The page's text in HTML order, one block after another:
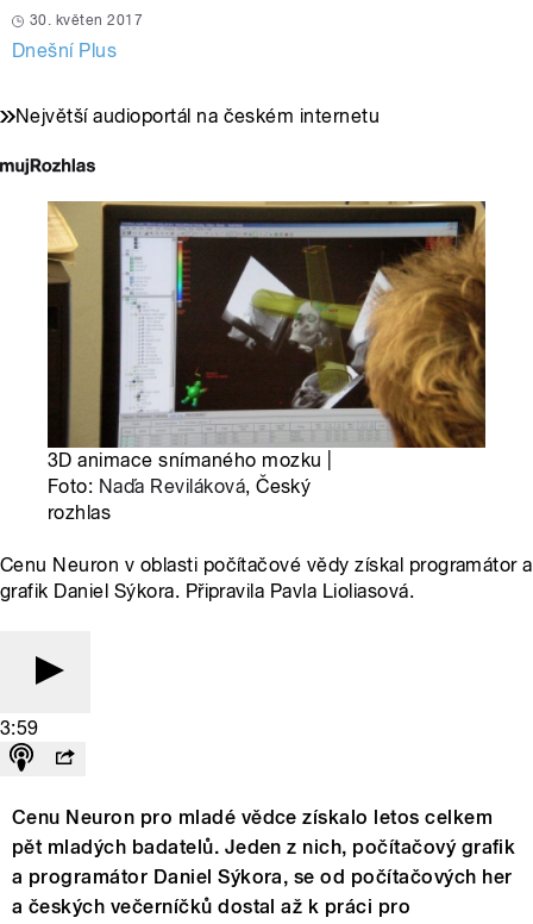
30. květen 2017
Dnešní Plus
Největší audioportál na českém internetu
3D animace snímaného mozku |
Foto: Naďa Reviláková, Český
rozhlas
Cenu Neuron v oblasti počítačové vědy získal programátor a
grafik Daniel Sýkora. Připravila Pavla Lioliasová.
3:59
Cenu Neuron pro mladé vědce získalo letos celkem
pět mladých badatelů. Jeden z nich, počítačový grafik
a programátor Daniel Sýkora, se od počítačových her
a českých večerníčků dostal až k práci pro